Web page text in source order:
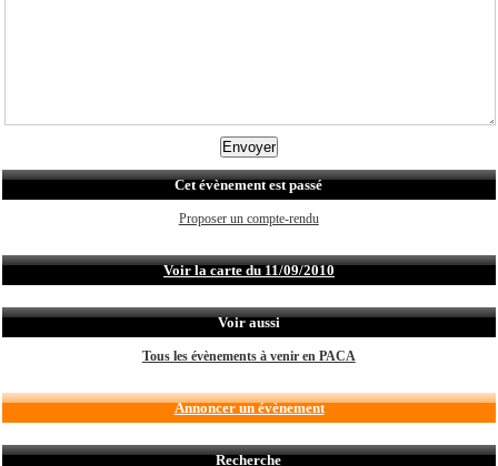
Cet évènement est passé
Proposer un compte-rendu
Voir la carte du 11/09/2010
Voir aussi
Tous les évènements à venir en PACA
Annoncer un évènement
Recherche